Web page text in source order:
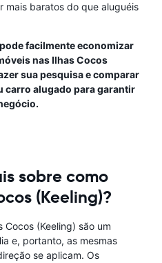
mais baratos do que aluguéis
facilmente economizar
nas Ilhas Cocos
sua pesquisa e comparar
carro alugado para garantir
sobre como
(Keeling)?
Cocos (Keeling) são um
e, portanto, as mesmas
se aplicam. Os